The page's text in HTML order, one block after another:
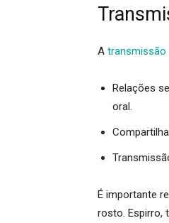
A transmissão
Relações
oral.
É importante
rosto. Espirro,